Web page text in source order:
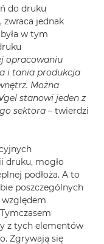
do druku
jednak
w tym
opracowaniu
i tania produkcja
Można
stanowi jeden z
sektora – twierdzi
druku, mogło
podłoża. A to
poszczególnych
z tych elementów
Zgrywają się